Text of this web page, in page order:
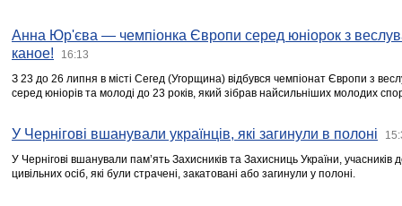
Анна Юр'єва — чемпіонка Європи серед юніорок з
каное!
16:13
З 23 до 26 липня в місті Сегед (Угорщина) відбувся чемпіонат Європи з
серед юніорів та молоді до 23 років, який зібрав найсильніших молодих
У Чернігові вшанували українців, які загинули в полоні
У Чернігові вшанували пам’ять Захисників та Захисниць України,
цивільних осіб, які були страчені, закатовані або загинули у полоні.